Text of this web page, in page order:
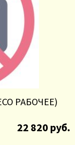
РАБОЧЕЕ)
22 820 руб.